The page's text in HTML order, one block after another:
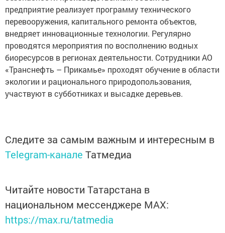
предприятие реализует программу технического
перевооружения, капитального ремонта объектов,
внедряет инновационные технологии. Регулярно
проводятся мероприятия по восполнению водных
биоресурсов в регионах деятельности. Сотрудники АО
«Транснефть – Прикамье» проходят обучение в области
экологии и рационального природопользования,
участвуют в субботниках и высадке деревьев.
Следите за самым важным и интересным в
Telegram-канале Татмедиа
Читайте новости Татарстана в
национальном мессенджере MАХ:
https://max.ru/tatmedia